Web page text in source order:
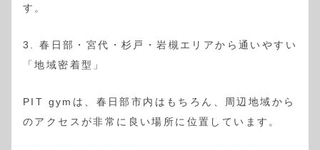
す。
3. 春日部・宮代・杉戸・岩槻エリアから通いやすい
「地域密着型」
PIT gymは、春日部市内はもちろん、周辺地域から
のアクセスが非常に良い場所に位置しています。